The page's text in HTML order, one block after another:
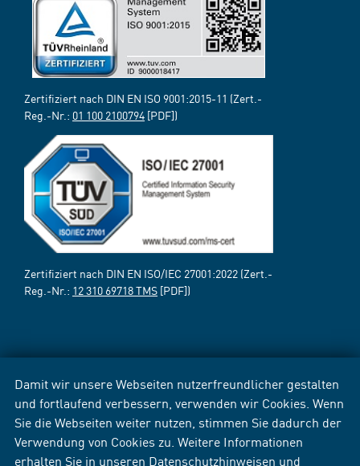
Damit wir unsere Webseiten nutzerfreundlicher gestalten
und fortlaufend verbessern, verwenden wir Cookies. Wenn
Sie die Webseiten weiter nutzen, stimmen Sie dadurch der
Verwendung von Cookies zu. Weitere Informationen
erhalten Sie in unseren Datenschutzhinweisen und
Zertifiziert nach DIN EN ISO 9001:2015-11 (Zert.-
Reg.-Nr.: 01 100 2100794 [PDF])
Zertifiziert nach DIN EN ISO/IEC 27001:2022 (Zert.-
Reg.-Nr.: 12 310 69718 TMS [PDF])